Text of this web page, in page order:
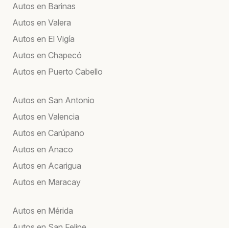
Autos en Barinas
Autos en Valera
Autos en El Vigía
Autos en Chapecó
Autos en Puerto Cabello
Autos en San Antonio
Autos en Valencia
Autos en Carúpano
Autos en Anaco
Autos en Acarigua
Autos en Maracay
Autos en Mérida